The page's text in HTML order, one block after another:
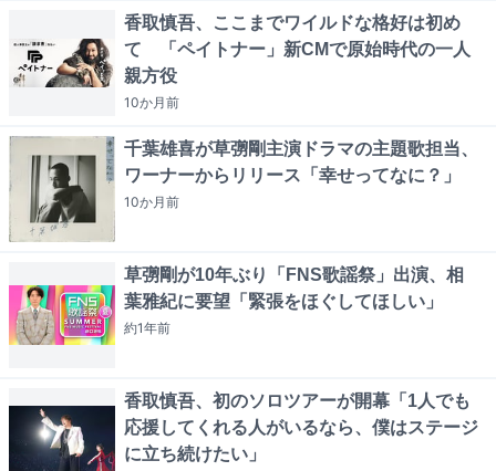
香取慎吾、ここまでワイルドな格好は初め
て 「ペイトナー」新CMで原始時代の一人
親方役
10か月前
千葉雄喜が草彅剛主演ドラマの主題歌担当、
ワーナーからリリース「幸せってなに？」
10か月前
草彅剛が10年ぶり「FNS歌謡祭」出演、相
葉雅紀に要望「緊張をほぐしてほしい」
約1年前
香取慎吾、初のソロツアーが開幕「1人でも
応援してくれる人がいるなら、僕はステージ
に立ち続けたい」